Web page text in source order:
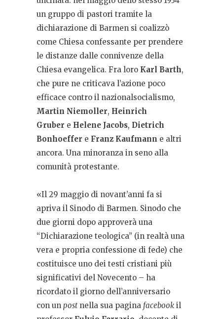
un gruppo di pastori tramite la
dichiarazione di Barmen si coalizzò
come Chiesa confessante per prendere
le distanze dalle connivenze della
Chiesa evangelica. Fra loro Karl Barth,
che pure ne criticava l’azione poco
efficace contro il nazionalsocialismo,
Martin Niemoller, Heinrich
Gruber e Helene Jacobs, Dietrich
Bonhoeffer e Franz Kaufmann e altri
ancora. Una minoranza in seno alla
comunità protestante.
«Il 29 maggio di novant’anni fa si
apriva il Sinodo di Barmen. Sinodo che
due giorni dopo approverà una
“Dichiarazione teologica” (in realtà una
vera e propria confessione di fede) che
costituisce uno dei testi cristiani più
significativi del Novecento – ha
ricordato il giorno dell’anniversario
con un postnella sua pagina facebook il